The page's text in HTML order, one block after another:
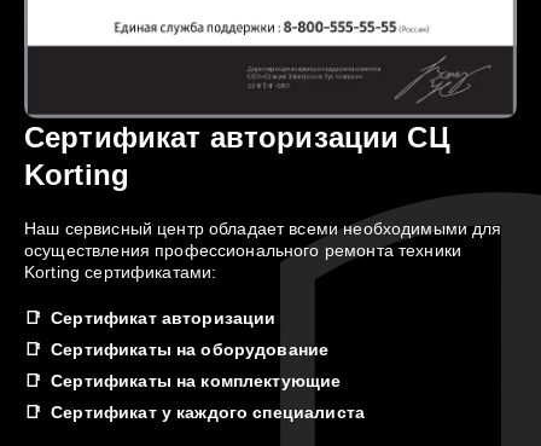
Сертификат авторизации СЦ
Korting
Наш сервисный центр обладает всеми необходимыми для
осуществления профессионального ремонта техники
Korting сертификатами:
Сертификат авторизации
Сертификаты на оборудование
Сертификаты на комплектующие
Сертификат у каждого специалиста